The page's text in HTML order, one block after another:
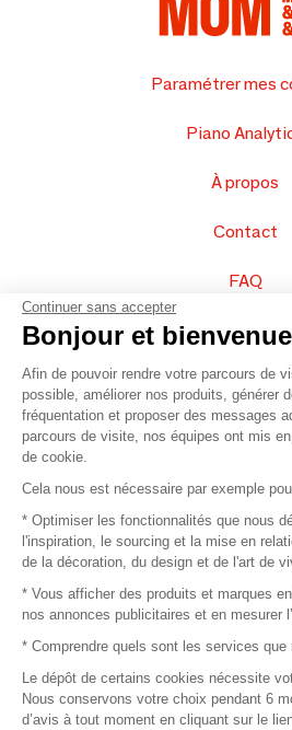
Paramétrer mes
Piano
À propos
Contact
FAQ
Vendez vos
Plan du site
© 2016 –
Mentions
Continuer sans accepter
Bonjour et bienvenue
Afin de pouvoir rendre votre parcours de
possible, améliorer nos produits, générer
fréquentation et proposer des messages
parcours de visite, nos équipes ont mis
de cookie.
Cela nous est nécessaire par exemple
* Optimiser les fonctionnalités que nous
l'inspiration, le sourcing et la mise en
de la décoration, du design et de l'art de
* Vous afficher des produits et marques
nos annonces publicitaires et en mesurer
* Comprendre quels sont les services que
Le dépôt de certains cookies nécessite
Nous conservons votre choix pendant 6
d’avis à tout moment en cliquant sur le